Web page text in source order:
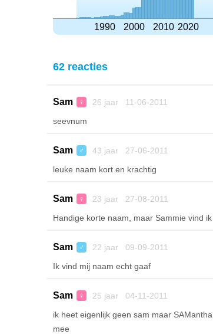
1990 2000 2010 2020
62 reacties
Sam ♀ 26 jaar 11-06-2011
seevnum
Sam ♂ 43 jaar 27-06-2011
leuke naam kort en krachtig
Sam ♀ 23 jaar 27-08-2011
Handige korte naam, maar Sammie vind
Sam ♂ 22 jaar 09-09-2011
Ik vind mij naam echt gaaf
Sam ♀ 25 jaar 04-11-2011
ik heet eigenlijk geen sam maar
mee